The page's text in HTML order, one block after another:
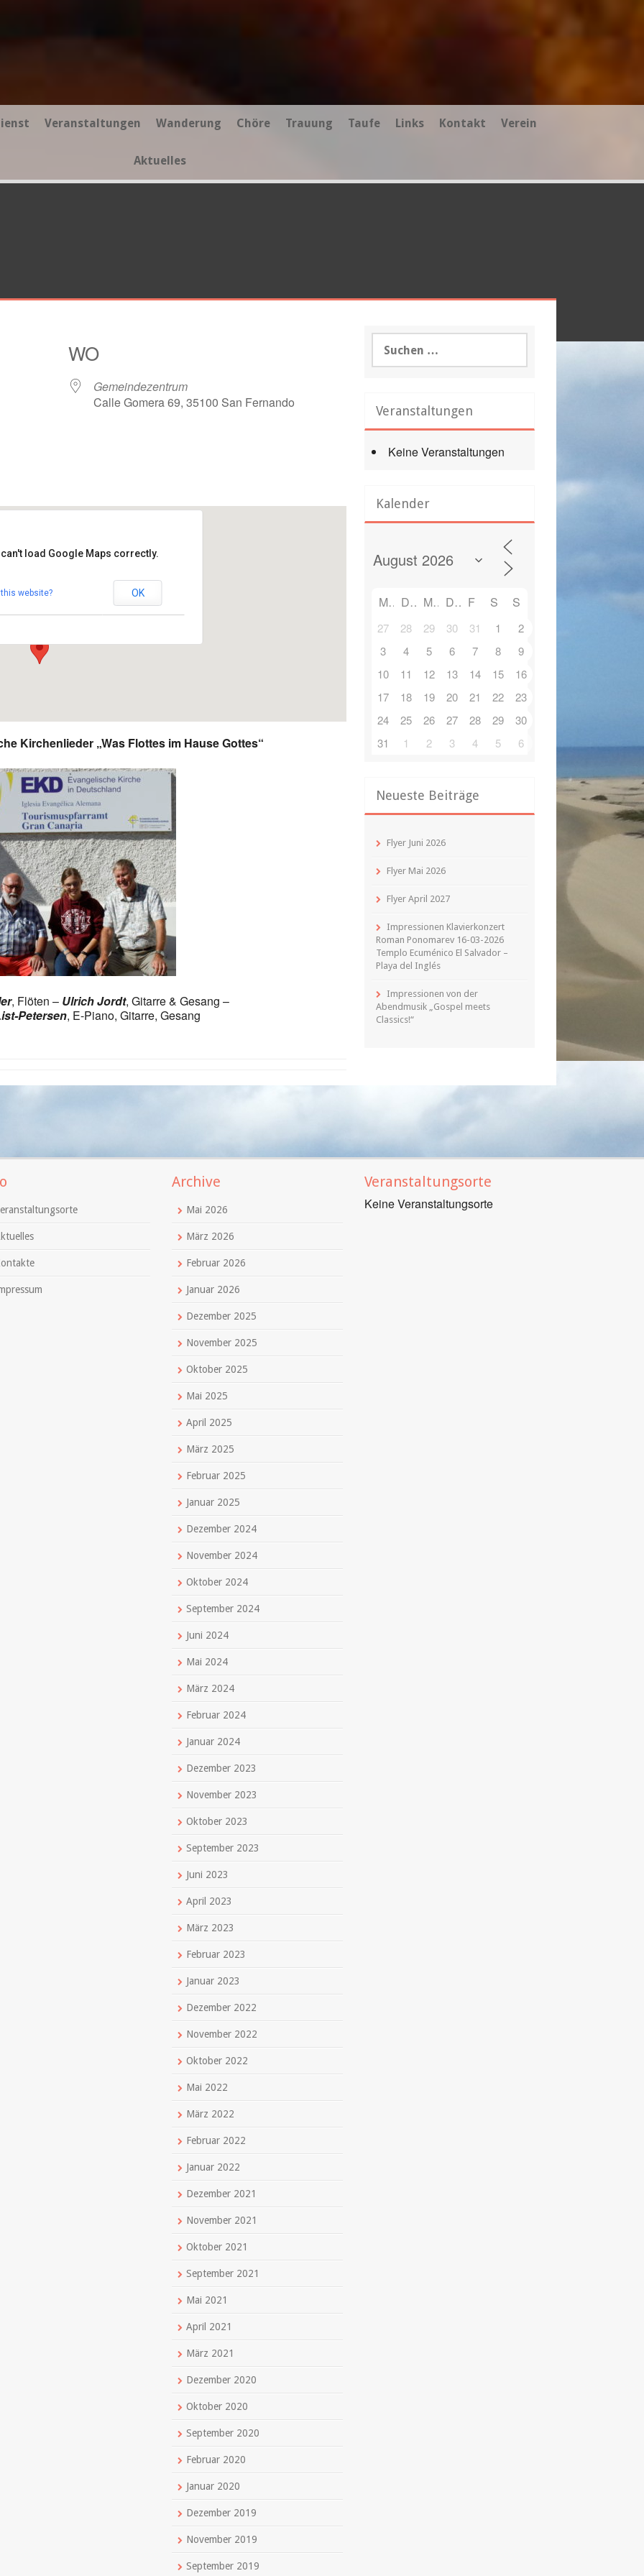
Veranstaltungen Wanderung Chöre Trauung Taufe Links Kontakt Verein
Aktuelles
WO
Gemeindezentrum
Calle Gomera 69, 35100 San Fernando
load Google Maps correctly.
website? OK
Kirchenlieder „Was Flottes im Hause Gottes“
, Flöten – Ulrich Jordt, Gitarre & Gesang –
Petersen, E-Piano, Gitarre, Gesang
nach:
Veranstaltungen
Keine Veranstaltungen
Kalender
M D M D F S S
27 28 29 30 31 1
2
3
4 5 6 7 8
9
10
11 12 13 14 15
16
17
18 19 20 21 22
23
24
25 26 27 28 29
30
31
1 2 3 4 5 6
Neueste Beiträge
Flyer Juni 2026
Flyer Mai 2026
Flyer April 2027
Impressionen Klavierkonzert
Roman Ponomarev 16-03-2026
Templo Ecuménico El Salvador –
Playa del Inglés
Impressionen von der
Abendmusik „Gospel meets
Classics!“
Archive
Mai 2026
März 2026
Februar 2026
Januar 2026
Dezember 2025
November 2025
Oktober 2025
Mai 2025
April 2025
März 2025
Februar 2025
Januar 2025
Dezember 2024
November 2024
Oktober 2024
September 2024
Juni 2024
Mai 2024
März 2024
Februar 2024
Januar 2024
Dezember 2023
November 2023
Oktober 2023
September 2023
Juni 2023
April 2023
März 2023
Februar 2023
Januar 2023
Dezember 2022
November 2022
Oktober 2022
Mai 2022
März 2022
Februar 2022
Januar 2022
Dezember 2021
November 2021
Oktober 2021
September 2021
Mai 2021
April 2021
März 2021
Dezember 2020
Oktober 2020
September 2020
Februar 2020
Januar 2020
Dezember 2019
November 2019
September 2019
Veranstaltungsorte
Keine Veranstaltungsorte